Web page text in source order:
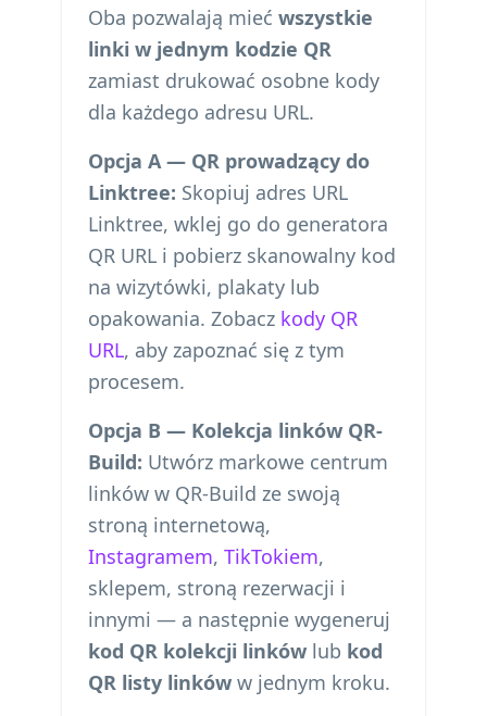
Oba pozwalają mieć wszystkie
linki w jednym kodzie QR
zamiast drukować osobne kody
dla każdego adresu URL.
Opcja A — QR prowadzący do
Linktree: Skopiuj adres URL
Linktree, wklej go do generatora
QR URL i pobierz skanowalny kod
na wizytówki, plakaty lub
opakowania. Zobacz kody QR
URL, aby zapoznać się z tym
procesem.
Opcja B — Kolekcja linków QR-
Build: Utwórz markowe centrum
linków w QR-Build ze swoją
stroną internetową,
Instagramem, TikTokiem,
sklepem, stroną rezerwacji i
innymi — a następnie wygeneruj
kod QR kolekcji linków lub kod
QR listy linków w jednym kroku.